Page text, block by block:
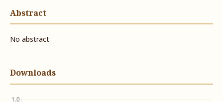
Abstract
No abstract
Downloads